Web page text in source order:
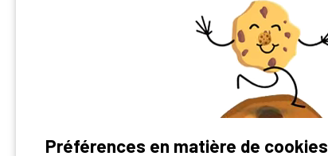
Préférences en matière de cookies